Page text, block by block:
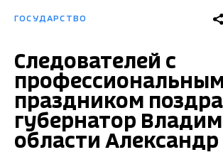
ГОСУДАРСТВО
Следователей с
праздником
губернатор
области Александр